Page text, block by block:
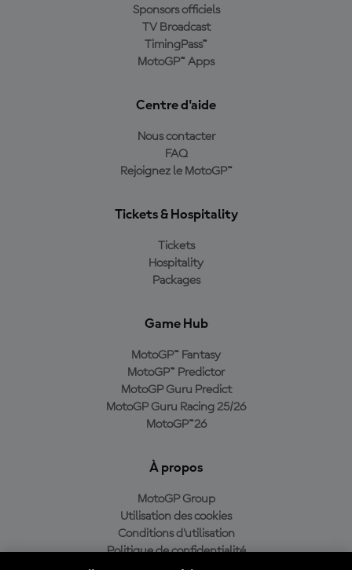
Sponsors officiels
TV Broadcast
TimingPass™
MotoGP™ Apps
Centre d'aide
Nous contacter
FAQ
Rejoignez le MotoGP™
Tickets & Hospitality
Tickets
Hospitality
Packages
Game Hub
MotoGP™ Fantasy
MotoGP™ Predictor
MotoGP Guru Predict
MotoGP Guru Racing 25/26
MotoGP™26
À propos
MotoGP Group
Utilisation des cookies
Conditions d'utilisation
Politique de confidentialité